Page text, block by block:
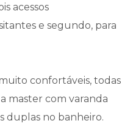
acessos
e segundo, para
confortáveis, todas
master com varanda
duplas no banheiro.